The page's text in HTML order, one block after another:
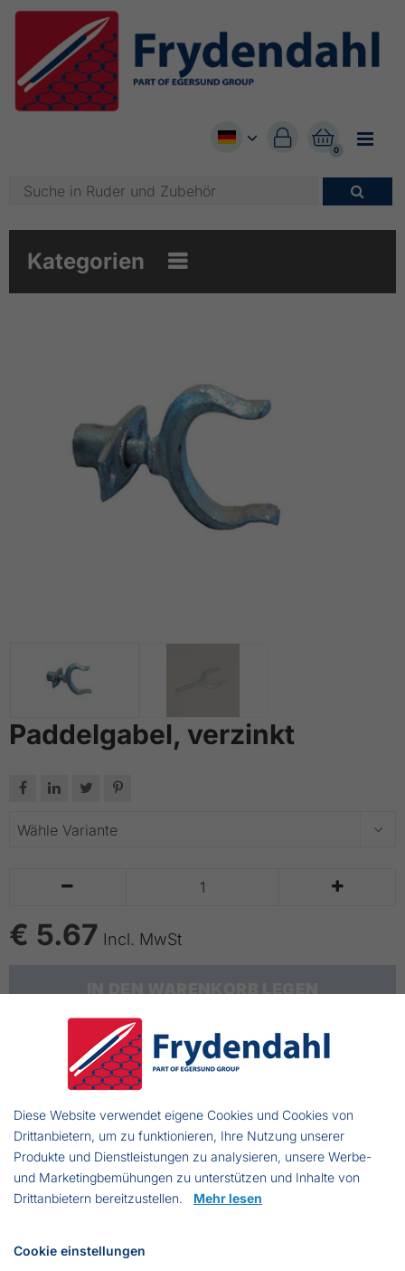


0

Kategorien 
Paddelgabel, verzinkt
   
 
€ 5.67 Incl. MwSt
bis zu 14 Tage Lieferzeit
Paddelgabel
Für Ruderboote und andere Boote mit Ruder an Bord.
Lübsche Str. 32
Diese Website verwendet eigene Cookies und Cookies von
Drittanbietern, um zu funktionieren, Ihre Nutzung unserer
Produkte und Dienstleistungen zu analysieren, unsere Werbe-
und Marketingbemühungen zu unterstützen und Inhalte von
Drittanbietern bereitzustellen. Mehr lesen
Cookie einstellungen